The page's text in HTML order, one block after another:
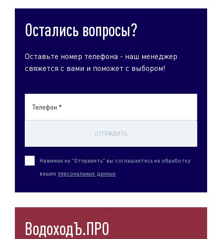
Остались вопросы?
Оставьте номер телефона - наш менеджер
свяжется с вами и поможет с выбором!
Телефон *
ОТПРАВИТЬ
Нажимая на "Отправить" вы соглашаетесь на обработку
ваших персональных данных
ВодоходЪ.ПРО